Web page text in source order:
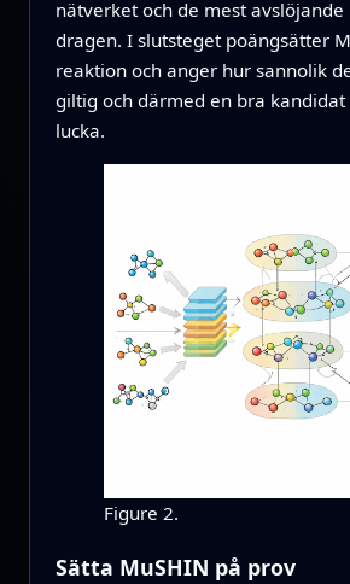
nätverket och de mest avslöjande
dragen. I slutsteget poängsätter
reaktion och anger hur sannolik
giltig och därmed en bra
lucka.
Figure 2.
Sätta MuSHIN på prov